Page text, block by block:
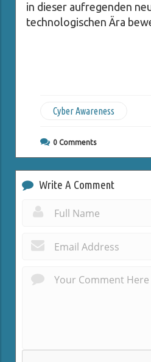
in dieser aufregenden
technologischen Ära
Cyber Awareness
0 Comments
Write A Comment